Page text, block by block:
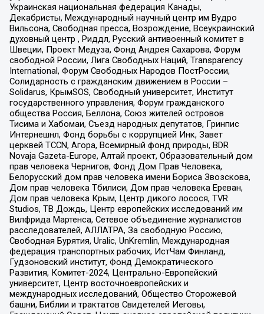
Украинская национальная федерация Канады,
Декабристы, Международный научный центр им Вудро
Вильсона, Свободная пресса, Возрождение, Всеукраинский
духовный центр , Риддл, Русский антивоенный комитет в
Швеции, Проект Медуза, Фонд Андрея Сахарова, Форум
свободной России, Лига Свободных Наций, Transparеncy
International, Форум Свободных Народов ПостРоссии,
Солидарность с гражданским движением в России –
Solidarus, КрымSOS, Свободный университет, Институт
государственного управления, Форум гражданского
общества Россия, Беллона, Союз жителей островов
Тисима и Хабомаи, Съезд народных депутатов, Гринпис
Интернешнл, Фонд борьбы с коррупцией Инк, Завет
церквей TCCN, Агора, Всемирный фонд природы, BDR
Novaja Gazeta-Europe, Алтай проект, Образовательный дом
прав человека Чернигов, Фонд Дом Прав Человека,
Белорусский дом прав человека имени Бориса Звозскова,
Дом прав человека Тбилиси, Дом прав человека Ереван,
Дом прав человека Крым, Центр дикого лосося, TVR
Studios, ТВ Дождь, Центр европейских исследований им
Вилфрида Мартенса, Сетевое объединение журналистов
расследователей, АЛЛАТРА, За свободную Россию,
Свободная Бурятия, Uralic, UnKremlin, Международная
федерация транспортных рабочих, ИстЧам Финланд,
Гудзоновский институт, Фонд Демократического
Развития, Комитет-2024, Центрально-Европейский
университет, Центр восточноевропейских и
международных исследований, Общество Сторожевой
башни, Библии и трактатов Свидетелей Иеговы,